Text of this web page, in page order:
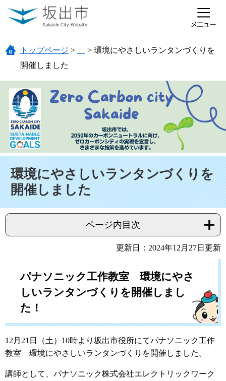
ページの先頭です。
メニューを飛ばして本文へ
トップページ > > 環境にやさしいランタンづくりを
開催しました
環境にやさしいランタンづくりを
開催しました
ページ内目次
更新日：2024年12月27日更新
パナソニック工作教室 環境にやさ
しいランタンづくりを開催しまし
た！
12月21日（土）10時より坂出市役所にてパナソニック工作
教室 環境にやさしいランタンづくりを開催しました。
講師として、パナソニック株式会社エレクトリックワーク